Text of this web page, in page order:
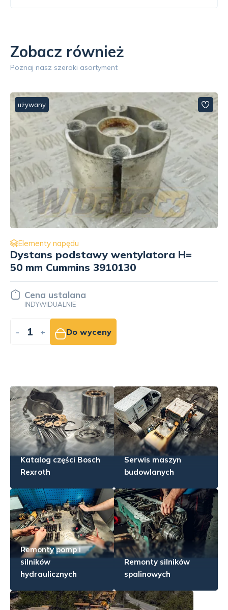
Zobacz również
Poznaj nasz szeroki asortyment
używany
Elementy napędu
Podkładka śruby rolki prowadzącej
Cummins 3921533
Cena ustalana
INDYWIDUALNIE
- + Do wyceny
Katalog części Bosch
Rexroth
Serwis maszyn
budowlanych
Remonty pomp i
silników
hydraulicznych
Remonty silników
spalinowych